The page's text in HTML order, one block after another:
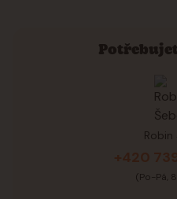
Robin
+420
(Po-Pá,